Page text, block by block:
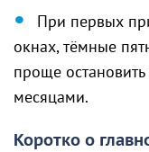
При первых
окнах, тёмные
проще
месяцами.
Коротко о